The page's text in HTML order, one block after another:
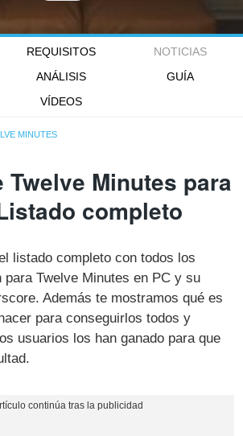
REQUISITOS
NOTICIAS
ANÁLISIS
GUÍA
VÍDEOS
MINUTES
Twelve Minutes para
completo
listado completo con todos los
para Twelve Minutes en PC y su
Además te mostramos qué es
para conseguirlos todos y
usuarios los han ganado para que